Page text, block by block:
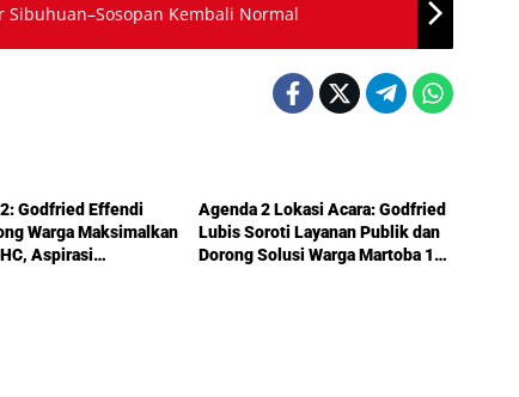
Sibuhuan–Sosopan Kembali Normal
Godfried Effendi
Warga Maksimalkan
Aspirasi
Agenda 2 Lokasi Acara: Godfried
Lubis Soroti Layanan Publik dan
Dorong Solusi Warga Martoba 1